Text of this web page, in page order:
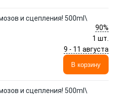
и сцепления! 500ml\
90%
1 шт.
9 - 11 августа
В корзину
и сцепления! 500ml\